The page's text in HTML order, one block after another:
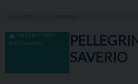
PRESBITERO
DIOCESANO
SAVERIO